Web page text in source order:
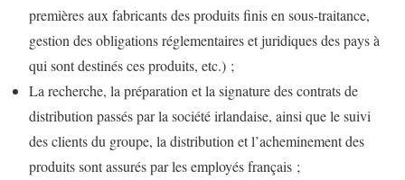
premières aux fabricants des produits finis en sous-traitance,
gestion des obligations réglementaires et juridiques des pays à
qui sont destinés ces produits, etc.) ;
La recherche, la préparation et la signature des contrats de
distribution passés par la société irlandaise, ainsi que le suivi
des clients du groupe, la distribution et l’acheminement des
produits sont assurés par les employés français ;